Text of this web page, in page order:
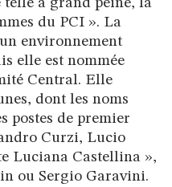
telle à grand peine, la
du PCI ». La
environnement
elle est nommée
Central. Elle
dont les noms
postes de premier
Curzi, Lucio
Luciana Castellina »,
ou Sergio Garavini.